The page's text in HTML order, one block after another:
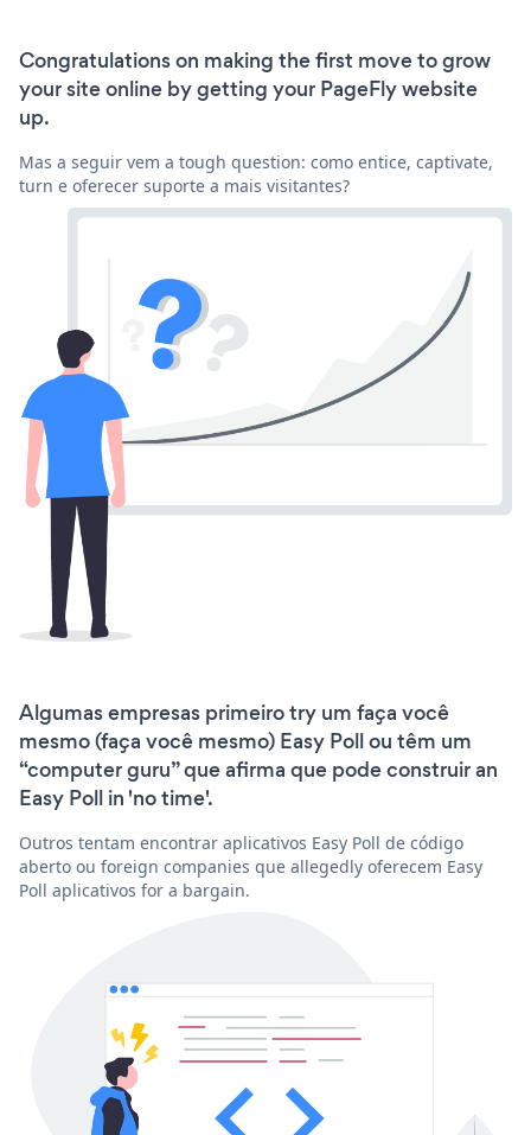
Congratulations on making the first move to grow
your site online by getting your PageFly website
up.
Mas a seguir vem a tough question: como entice, captivate,
turn e oferecer suporte a mais visitantes?
Algumas empresas primeiro try um faça você
mesmo (faça você mesmo) Easy Poll ou têm um
“computer guru” que afirma que pode construir an
Easy Poll in 'no time'.
Outros tentam encontrar aplicativos Easy Poll de código
aberto ou foreign companies que allegedly oferecem Easy
Poll aplicativos for a bargain.